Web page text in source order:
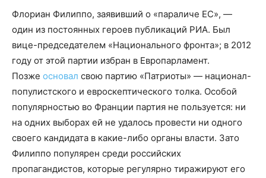
Флориан Филиппо, заявивший о «параличе ЕС», —
один из постоянных героев публикаций РИА. Был
вице-председателем «Национального фронта»; в 2012
году от этой партии избран в Европарламент.
Позже основал свою партию «Патриоты» — национал-
популистского и евроскептического толка. Особой
популярностью во Франции партия не пользуется: ни
на одних выборах ей не удалось провести ни одного
своего кандидата в какие-либо органы власти. Зато
Филиппо популярен среди российских
пропагандистов, которые регулярно тиражируют его